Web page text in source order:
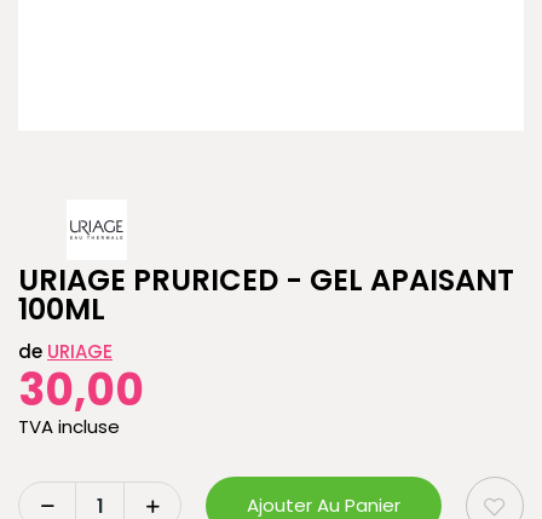
URIAGE PRURICED - GEL APAISANT
100ML
de URIAGE
30,00
TVA incluse
Ajouter Au Panier